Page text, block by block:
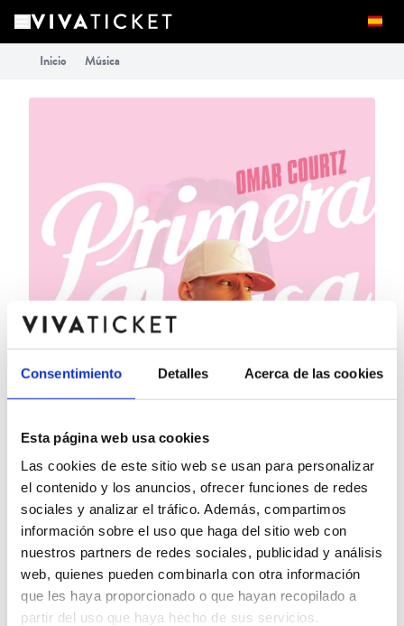
Consentimiento Detalles Acerca de las cookies
Esta página web usa cookies
Las cookies de este sitio web se usan para personalizar
el contenido y los anuncios, ofrecer funciones de redes
sociales y analizar el tráfico. Además, compartimos
información sobre el uso que haga del sitio web con
nuestros partners de redes sociales, publicidad y análisis
web, quienes pueden combinarla con otra información
que les haya proporcionado o que hayan recopilado a
partir del uso que haya hecho de sus servicios.
Inicio Música
OMAR COURTZ | TOUR
2025
- Varias Ciudades
Descripción